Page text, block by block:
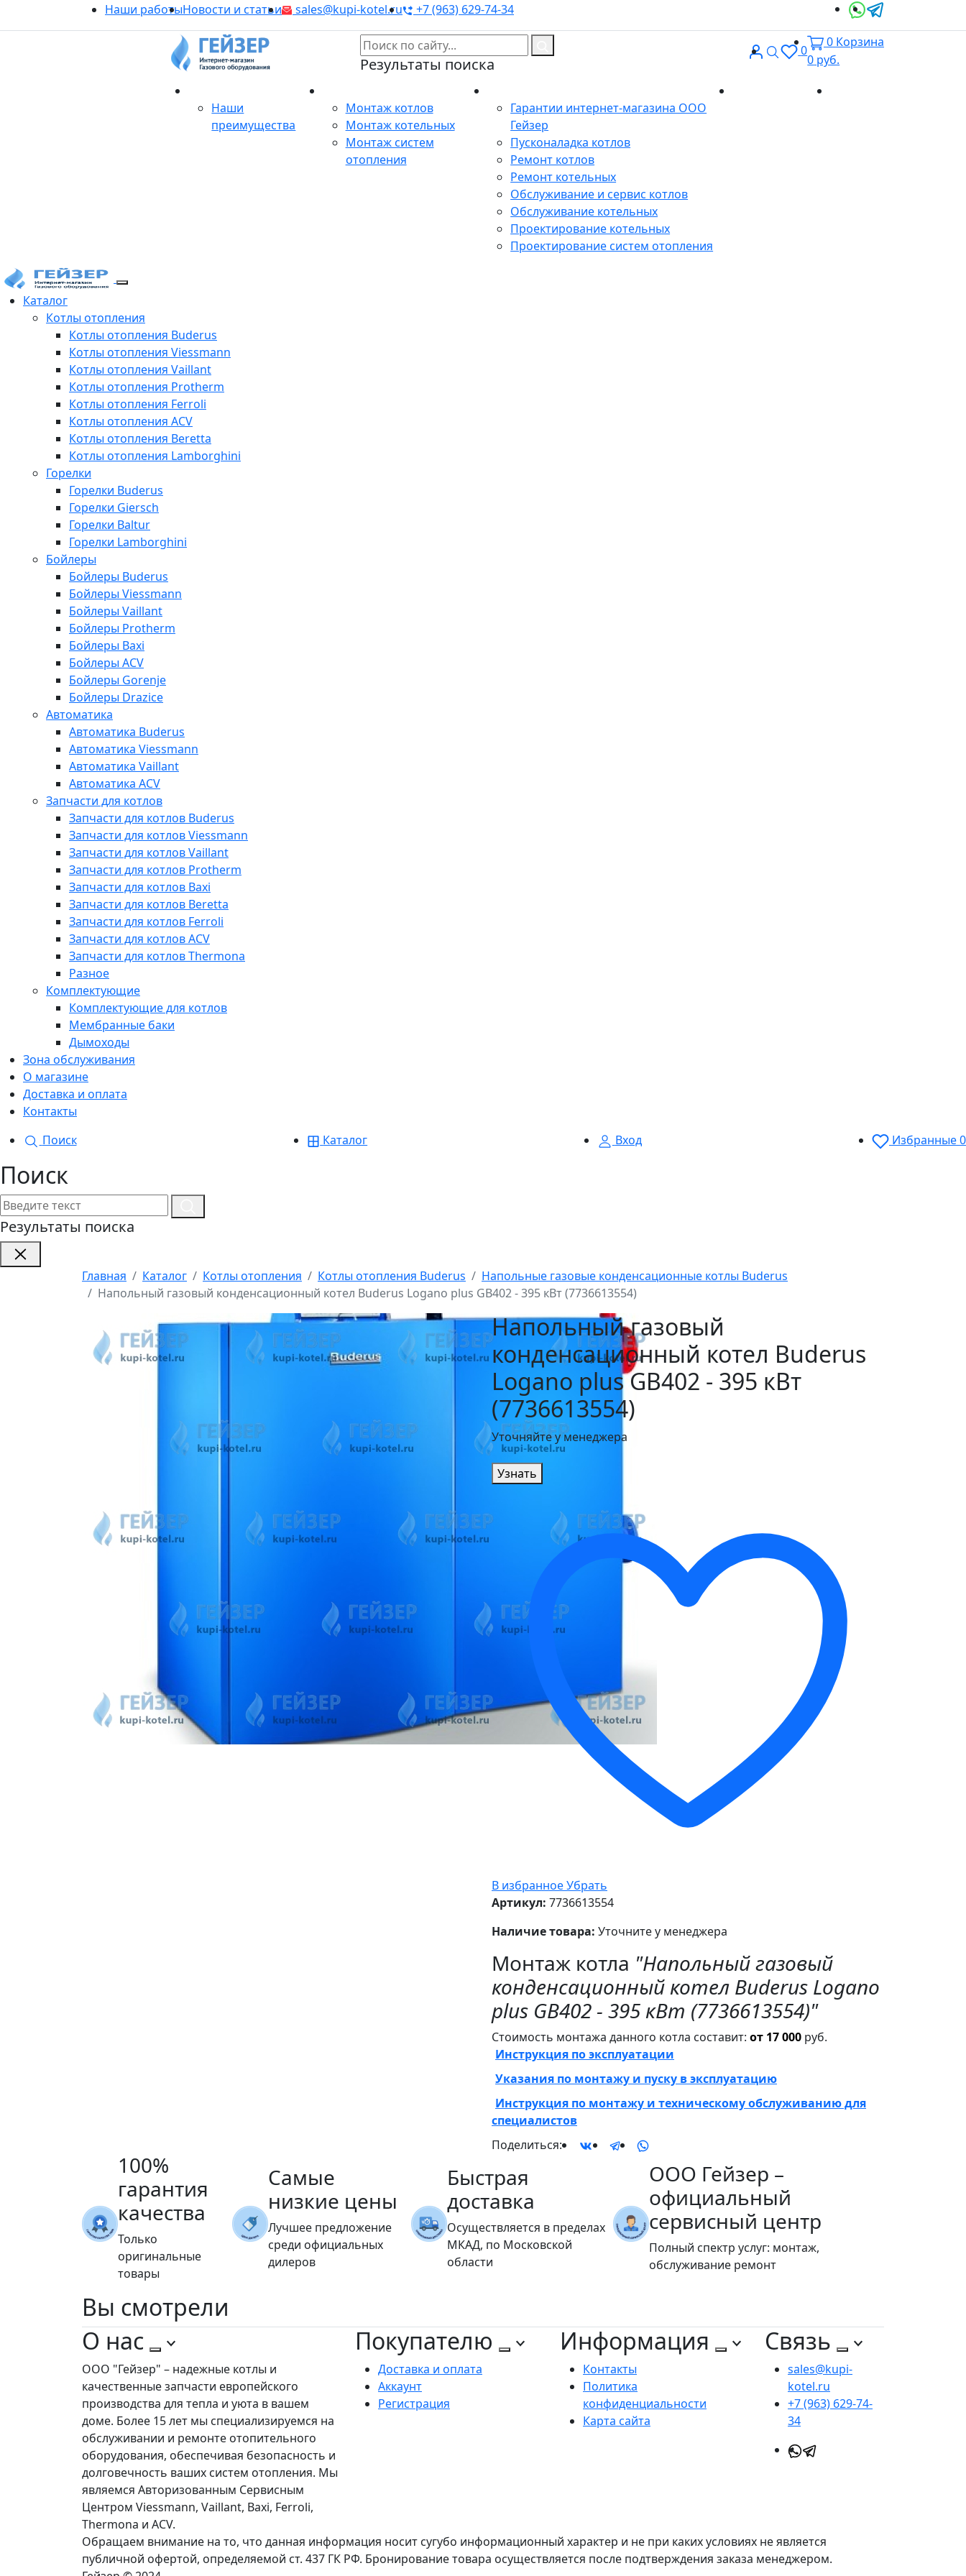
Наши работыНовости и статьи sales@kupi-kotel.ru +7 (963) 629-74-34
Результаты поиска
ВходПоиск
0
0 Корзина
0 руб.
Наши
преимущества
Монтаж котлов
Монтаж котельных
Монтаж систем
отопления
Гарантии интернет-магазина ООО
Гейзер
Пусконаладка котлов
Ремонт котлов
Ремонт котельных
Обслуживание и сервис котлов
Обслуживание котельных
Проектирование котельных
Проектирование систем отопления
Каталог
Котлы отопления
Котлы отопления Buderus
Котлы отопления Viessmann
Котлы отопления Vaillant
Котлы отопления Protherm
Котлы отопления Ferroli
Котлы отопления ACV
Котлы отопления Beretta
Котлы отопления Lamborghini
Горелки
Горелки Buderus
Горелки Giersch
Горелки Baltur
Горелки Lamborghini
Бойлеры
Бойлеры Buderus
Бойлеры Viessmann
Бойлеры Vaillant
Бойлеры Protherm
Бойлеры Baxi
Бойлеры ACV
Бойлеры Gorenje
Бойлеры Drazice
Автоматика
Автоматика Buderus
Автоматика Viessmann
Автоматика Vaillant
Автоматика ACV
Запчасти для котлов
Запчасти для котлов Buderus
Запчасти для котлов Viessmann
Запчасти для котлов Vaillant
Запчасти для котлов Protherm
Запчасти для котлов Baxi
Запчасти для котлов Beretta
Запчасти для котлов Ferroli
Запчасти для котлов ACV
Запчасти для котлов Thermona
Разное
Комплектующие
Комплектующие для котлов
Мембранные баки
Дымоходы
Зона обслуживания
О магазине
Доставка и оплата
Контакты
Поиск
Каталог Вход Избранные0
Поиск
Результаты поиска
Главная Каталог Котлы отопления Котлы отопления Buderus
Напольные газовые конденсационные котлы Buderus
Напольный газовый конденсационный котел Buderus Logano plus GB402 - 395 кВт (7736613554)
Напольный газовый
конденсационный котел Buderus
Logano plus GB402 - 395 кВт
(7736613554)
Уточняйте у менеджера
Узнать
В избранноеУбрать
Артикул: 7736613554
Наличие товара: Уточните у менеджера
Монтаж котла "Напольный газовый
конденсационный котел Buderus Logano
plus GB402 - 395 кВт (7736613554)"
Стоимость монтажа данного котла составит: от 17 000 руб.
Инструкция по эксплуатации
Указания по монтажу и пуску в эксплуатацию
Инструкция по монтажу и техническому обслуживанию для
специалистов
Поделиться:
100%
гарантия
качества
Только
оригинальные
товары
Самые
низкие цены
Лучшее предложение
среди официальных
дилеров
Быстрая
доставка
Осуществляется в пределах
МКАД, по Московской
области
ООО Гейзер –
официальный
сервисный центр
Полный спектр услуг: монтаж,
обслуживание ремонт
Вы смотрели
О нас
ООО "Гейзер" – надежные котлы и
качественные запчасти европейского
производства для тепла и уюта в вашем
доме. Более 15 лет мы специализируемся на
обслуживании и ремонте отопительного
оборудования, обеспечивая безопасность и
долговечность ваших систем отопления. Мы
являемся Авторизованным Сервисным
Центром Viessmann, Vaillant, Baxi, Ferroli,
Thermona и ACV.
Покупателю
Доставка и оплата
Аккаунт
Регистрация
Информация
Контакты
Политика
конфиденциальности
Карта сайта
Связь
sales@kupi-
kotel.ru
+7 (963) 629-74-
34
Обращаем внимание на то, что данная информация носит сугубо информационный характер и не при каких условиях не является
публичной офертой, определяемой ст. 437 ГК РФ. Бронирование товара осуществляется после подтверждения заказа менеджером.